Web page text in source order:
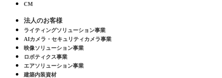
CM
法人のお客様
ライティングソリューション事業
AIカメラ・セキュリティカメラ事業
映像ソリューション事業
ロボティクス事業
エアソリューション事業
建築内装資材